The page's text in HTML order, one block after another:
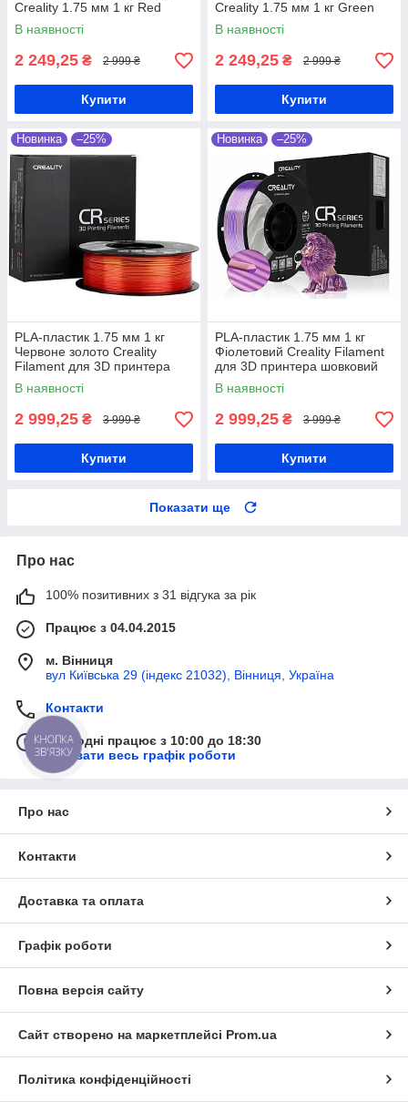
Creality 1.75 мм 1 кг Red
В наявності
2 249,25 ₴ 2 999 ₴
Купити
Creality 1.75 мм 1 кг Green
В наявності
2 249,25 ₴ 2 999 ₴
Купити
Новинка –25%
PLA-пластик 1.75 мм 1 кг
Червоне золото Creality
Filament для 3D принтера
шовковий блиск
В наявності
2 999,25 ₴ 3 999 ₴
Купити
Новинка –25%
PLA-пластик 1.75 мм 1 кг
Фіолетовий Creality Filament
для 3D принтера шовковий
блиск
В наявності
2 999,25 ₴ 3 999 ₴
Купити
Показати ще
Про нас
100% позитивних з 31 відгука за рік
Працює з 04.04.2015
м. Вінниця
вул Київська 29 (індекс 21032), Вінниця, Україна
Контакти
Сьогодні працює з 10:00 до 18:30
Показати весь графік роботи
Про нас
Контакти
Доставка та оплата
Графік роботи
Повна версія сайту
Сайт створено на маркетплейсі Prom.ua
Політика конфіденційності
КНОПКА
ЗВ'ЯЗКУ